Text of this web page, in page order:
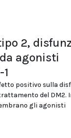
2,
agonisti
positivo sulla
del DM2.
gli agonisti